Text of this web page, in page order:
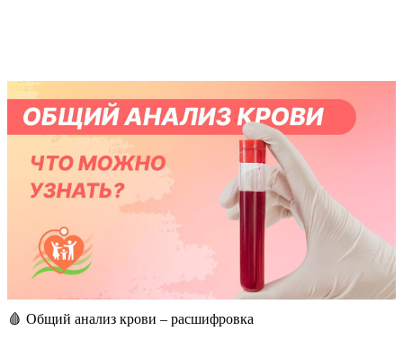
🩸 Общий анализ крови – расшифровка